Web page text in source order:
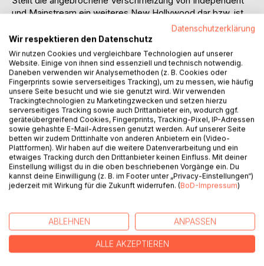
und Mainstream ein weiteres New Hollywood dar bzw. ist
es eine Mischung aus dem New American Cinema (1968-
1975) und dem Blockbuster-Kino (seit 1975), zwei
einflussreiche Ausprägungen des New Hollywood?
Inhaltsverzeichnis:Inhaltsverzeichnis:
Danke4
Anmerkungen zur Arbeit5
Verzeichnis der Abbildungen7
A.Einleitung
1.Was geschieht mit Hollywood?9
2.There are indies and indies  Eine Definitionsfindung12
B.Hauptteil
1.Zur filmgeschichtlichen Diskussion und Methode18
2.Alles neu in Hollywood: New Hollywood als Überbegriff
2.1Wann ist was neu in Hollywood?23
2.2New Hollywood 1: Das ästhetische New American
Cinema28
2.3New Hollywood 2: Das ökonomische Blockbuster-
Datenschutzerklärung
Wir respektieren den Datenschutz
Wir nutzen Cookies und vergleichbare Technologien auf unserer
Website. Einige von ihnen sind essenziell und technisch notwendig.
Daneben verwenden wir Analysemethoden (z. B. Cookies oder
Fingerprints sowie serverseitiges Tracking), um zu messen, wie häufig
unsere Seite besucht und wie sie genutzt wird. Wir verwenden
Trackingtechnologien zu Marketingzwecken und setzen hierzu
serverseitiges Tracking sowie auch Drittanbieter ein, wodurch ggf.
geräteübergreifend Cookies, Fingerprints, Tracking-Pixel, IP-Adressen
sowie gehashte E-Mail-Adressen genutzt werden. Auf unserer Seite
betten wir zudem Drittinhalte von anderen Anbietern ein (Video-
Plattformen). Wir haben auf die weitere Datenverarbeitung und ein
etwaiges Tracking durch den Drittanbieter keinen Einfluss. Mit deiner
Einstellung willigst du in die oben beschriebenen Vorgänge ein. Du
kannst deine Einwilligung (z. B. im Footer unter „Privacy-Einstellungen“)
jederzeit mit Wirkung für die Zukunft widerrufen. (BoD-Impressum)
ABLEHNEN ANPASSEN
ALLE AKZEPTIEREN